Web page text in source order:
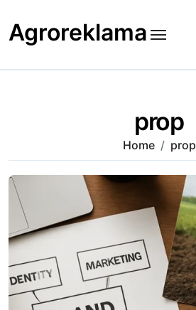
content
Agroreklama
prop
Home prop